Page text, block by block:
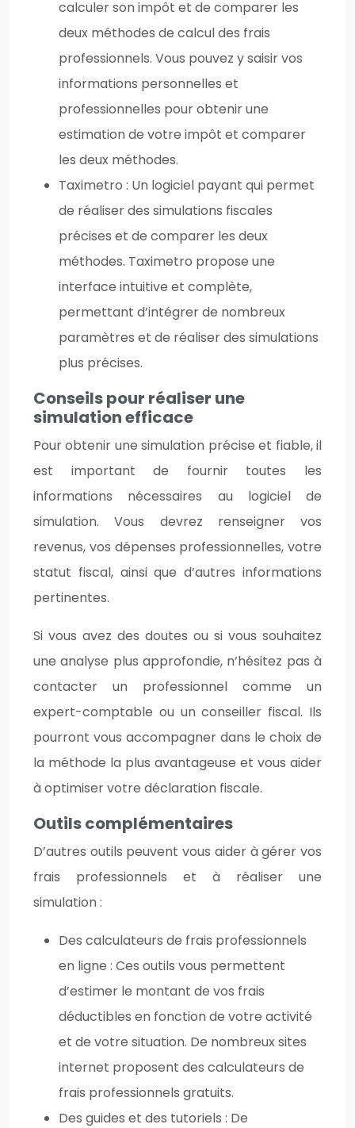
calculer son impôt et de comparer les
deux méthodes de calcul des frais
professionnels. Vous pouvez y saisir vos
informations personnelles et
professionnelles pour obtenir une
estimation de votre impôt et comparer
les deux méthodes.
Taximetro : Un logiciel payant qui permet
de réaliser des simulations fiscales
précises et de comparer les deux
méthodes. Taximetro propose une
interface intuitive et complète,
permettant d’intégrer de nombreux
paramètres et de réaliser des simulations
plus précises.
Conseils pour réaliser une
simulation efficace
Pour obtenir une simulation précise et fiable, il
est important de fournir toutes les
informations nécessaires au logiciel de
simulation. Vous devrez renseigner vos
revenus, vos dépenses professionnelles, votre
statut fiscal, ainsi que d’autres informations
pertinentes.
Si vous avez des doutes ou si vous souhaitez
une analyse plus approfondie, n’hésitez pas à
contacter un professionnel comme un
expert-comptable ou un conseiller fiscal. Ils
pourront vous accompagner dans le choix de
la méthode la plus avantageuse et vous aider
à optimiser votre déclaration fiscale.
Outils complémentaires
D’autres outils peuvent vous aider à gérer vos
frais professionnels et à réaliser une
simulation :
Des calculateurs de frais professionnels
en ligne : Ces outils vous permettent
d’estimer le montant de vos frais
déductibles en fonction de votre activité
et de votre situation. De nombreux sites
internet proposent des calculateurs de
frais professionnels gratuits.
Des guides et des tutoriels : De